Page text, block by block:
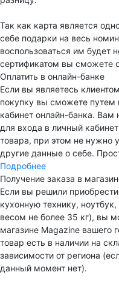
Так как карта является
себе подарки на весь
воспользоваться им
сертификатом вы сможете
Оплатить в онлайн-банке
Если вы являетесь
покупку вы сможете путем
кабинет онлайн-банка. Вам
для входа в личный
товара, при этом не нужно
другие данные о себе.
Подробнее
Получение заказа в
Если вы решили
кухонную технику,
весом не более 35 кг), вы
магазине Magazine вашего
товар есть в наличии на
зависимости от региона
данный момент нет).